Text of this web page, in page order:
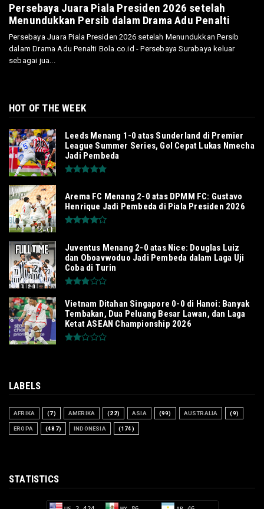
Persebaya Juara Piala Presiden 2026 setelah
Menundukkan Persib dalam Drama Adu Penalti
Persebaya Juara Piala Presiden 2026 setelah Menundukkan Persib
dalam Drama Adu Penalti Bola.co.id - Persebaya Surabaya keluar
sebagai jua...
HOT OF THE WEEK
Leeds Menang 1-0 atas Sunderland di Premier
League Summer Series, Gol Cepat Lukas Nmecha
Jadi Pembeda
Arema FC Menang 2-0 atas DPMM FC: Gustavo
Henrique Jadi Pembeda di Piala Presiden 2026
Juventus Menang 2-0 atas Nice: Douglas Luiz
dan Oboavwoduo Jadi Pembeda dalam Laga Uji
Coba di Turin
Vietnam Ditahan Singapore 0-0 di Hanoi: Banyak
Tembakan, Dua Peluang Besar Lawan, dan Laga
Ketat ASEAN Championship 2026
LABELS
AFRIKA (7) AMERIKA (22) ASIA (99) AUSTRALIA (9)
EROPA (487) INDONESIA (174)
STATISTICS